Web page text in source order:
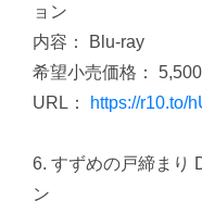
ョン
内容： Blu-ray
希望小売価格： 5,500
URL：
https://r10.to/
6. すずめの戸締まり
ン